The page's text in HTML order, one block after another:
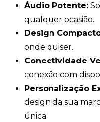
Áudio Potente:
qualquer ocasião.
Design
onde quiser.
Conectividade
conexão com
Personalização
design da sua
única.